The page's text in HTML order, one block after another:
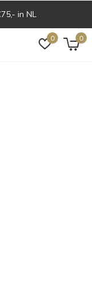
0 0
in NL